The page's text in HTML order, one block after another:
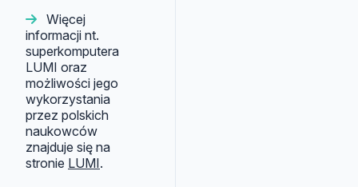
Więcej
informacji nt.
superkomputera
LUMI oraz
możliwości jego
wykorzystania
przez polskich
naukowców
znajduje się na
stronie LUMI.